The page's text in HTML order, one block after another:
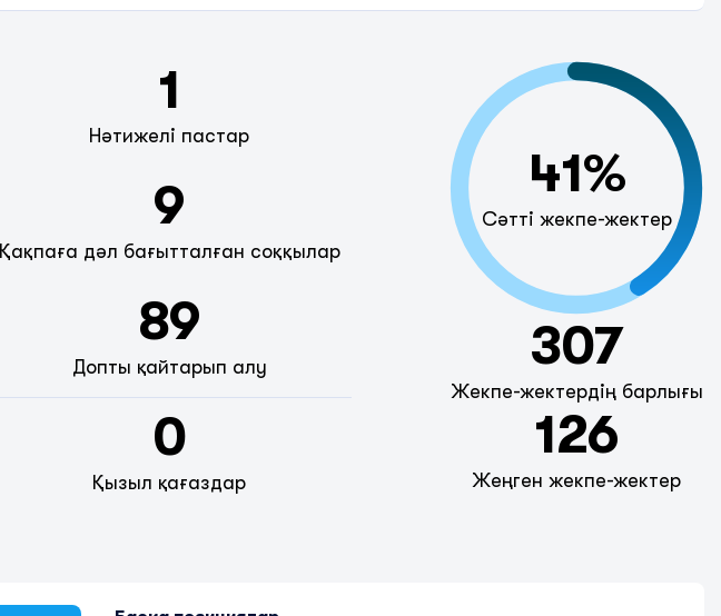
1
Нәтижелі пастар
9
Қақпаға дәл бағытталған соққылар
89
Допты қайтарып алу
0
Қызыл қағаздар
41%
Сәтті жекпе-жектер
307
Жекпе-жектердің барлығы
126
Жеңген жекпе-жектер